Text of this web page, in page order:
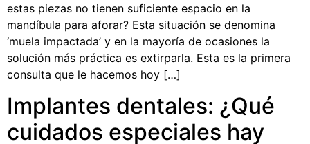
estas piezas no tienen suficiente espacio en la
mandíbula para aforar? Esta situación se denomina
‘muela impactada’ y en la mayoría de ocasiones la
solución más práctica es extirparla. Esta es la primera
consulta que le hacemos hoy […]
Implantes dentales: ¿Qué
cuidados especiales hay